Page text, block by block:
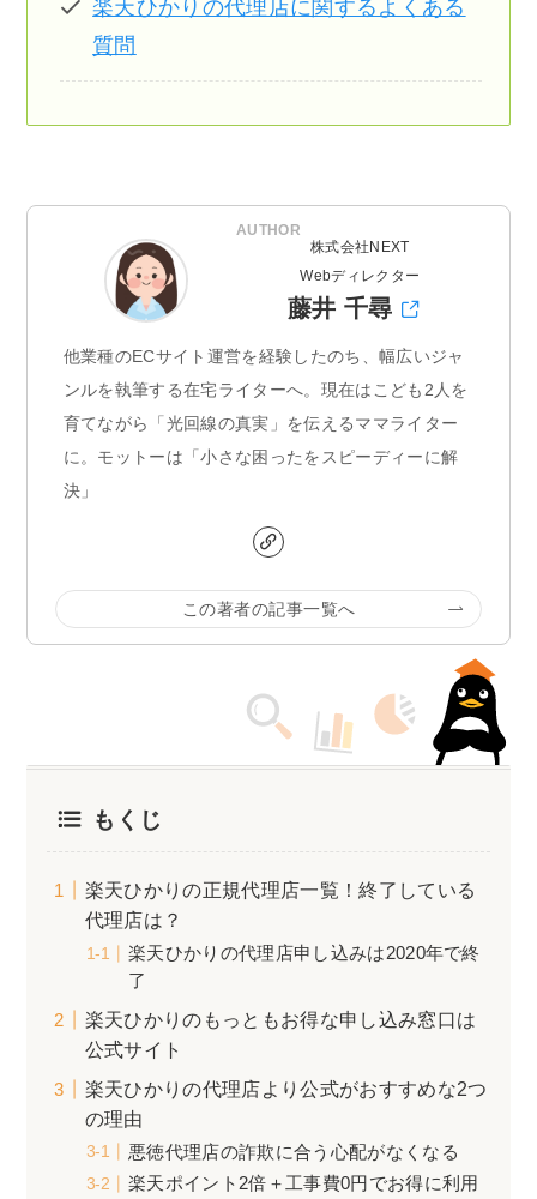
楽天ひかりの代理店に関するよくある
質問
AUTHOR
株式会社NEXT
Webディレクター
藤井 千尋
他業種のECサイト運営を経験したのち、幅広いジャ
ンルを執筆する在宅ライターへ。現在はこども2人を
育てながら「光回線の真実」を伝えるママライター
に。モットーは「小さな困ったをスピーディーに解
決」
この著者の記事一覧へ
もくじ
楽天ひかりの正規代理店一覧！終了している
代理店は？
楽天ひかりの代理店申し込みは2020年で終
了
楽天ひかりのもっともお得な申し込み窓口は
公式サイト
楽天ひかりの代理店より公式がおすすめな2つ
の理由
悪徳代理店の詐欺に合う心配がなくなる
楽天ポイント2倍＋工事費0円でお得に利用